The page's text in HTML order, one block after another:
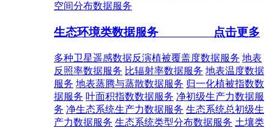
空间分布数据服务
生态环境类数据服务 点击更多
多种卫星遥感数据反演植被覆盖度数据服务 地表
反照率数据服务 比辐射率数据服务 地表温度数据
服务 地表蒸腾与蒸散数据服务 归一化植被指数数
据服务 叶面积指数数据服务 净初级生产力数据服
务 净生态系统生产力数据服务 生态系统总初级生
产力数据服务 生态系统类型分布数据服务 土壤类